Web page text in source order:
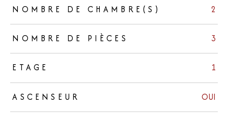
NOMBRE DE CHAMBRE(S) 2
NOMBRE DE PIÈCES 3
ETAGE 1
ASCENSEUR OUI